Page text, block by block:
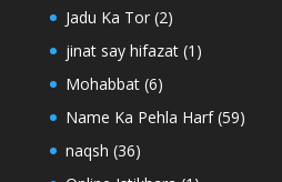
Jadu Ka Tor(2)
jinat say hifazat(1)
Mohabbat(6)
Name Ka Pehla Harf(59)
naqsh (36)